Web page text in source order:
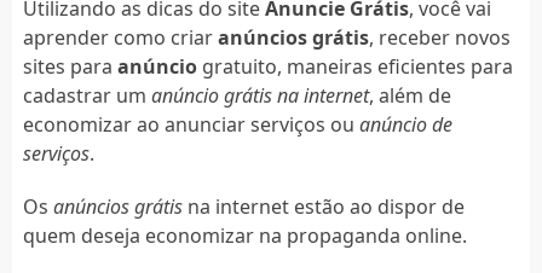
Utilizando as dicas do siteAnuncie Grátis, você vai
aprender como criaranúncios grátis, receber novos
sites para anúnciogratuito, maneiras eficientes para
cadastrar um anúncio grátis na internet, além de
economizar ao anunciar serviços ou anúncio de
serviços.
Os anúncios grátisna internet estão ao dispor de
quem deseja economizar na propaganda online.